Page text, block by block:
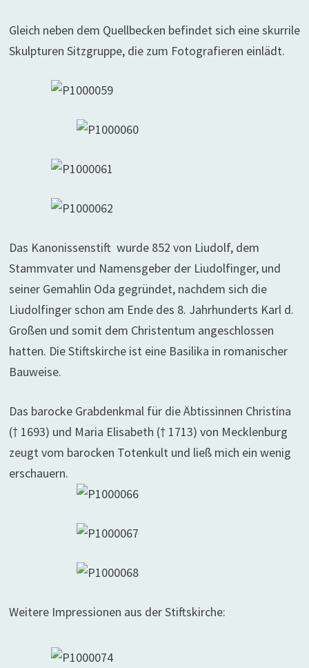
Gleich neben dem Quellbecken befindet sich eine skurrile
Skulpturen Sitzgruppe, die zum Fotografieren einlädt.
Das Kanonissenstift wurde 852 von Liudolf, dem
Stammvater und Namensgeber der Liudolfinger, und
seiner Gemahlin Oda gegründet, nachdem sich die
Liudolfinger schon am Ende des 8. Jahrhunderts Karl d.
Großen und somit dem Christentum angeschlossen
hatten. Die Stiftskirche ist eine Basilika in romanischer
Bauweise.
Das barocke Grabdenkmal für die Äbtissinnen Christina
(† 1693) und Maria Elisabeth († 1713) von Mecklenburg
zeugt vom barocken Totenkult und ließ mich ein wenig
erschauern.
Weitere Impressionen aus der Stiftskirche: